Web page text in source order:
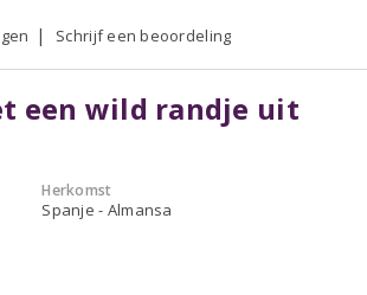
Schrijf een beoordeling
een wild randje uit
Herkomst
Spanje - Almansa